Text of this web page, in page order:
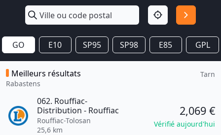
GO E10 SP95 SP98 E85 GPL
Meilleurs résultats
Rabastens
Tarn
062. Rouffiac-
Distribution - Rouffiac
Rouffiac-Tolosan
25,6 km
2,069 €
Vérifié aujourd'hui